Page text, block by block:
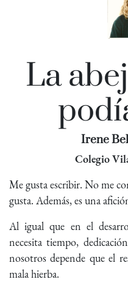
La
Irene
Colegio
Me gusta escribir. No me
gusta. Además, es una
Al igual que en el
necesita tiempo,
nosotros depende que el
mala hierba.